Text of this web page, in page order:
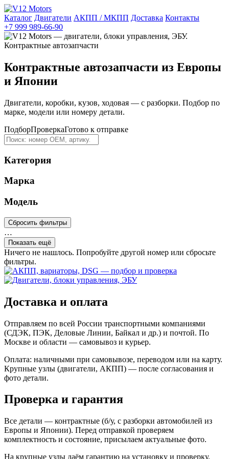
Каталог Двигатели АКПП / МКПП Доставка Контакты
+7 999 989-66-90
Контрактные автозапчасти из Европы
и Японии
Двигатели, коробки, кузов, ходовая — с разборки. Подбор по
марке, модели или номеру детали.
ПодборПроверкаГотово к отправке
Категория
Марка
Модель
Сбросить фильтры
…
Показать ещё
Ничего не нашлось. Попробуйте другой номер или сбросьте
фильтры.
Доставка и оплата
Отправляем по всей России транспортными компаниями
(СДЭК, ПЭК, Деловые Линии, Байкал и др.) и почтой. По
Москве и области — самовывоз и курьер.
Оплата: наличными при самовывозе, переводом или на карту.
Крупные узлы (двигатели, АКПП) — после согласования и
фото детали.
Проверка и гарантия
Все детали — контрактные (б/у, с разборки автомобилей из
Европы и Японии). Перед отправкой проверяем
комплектность и состояние, присылаем актуальные фото.
На крупные узлы даём гарантию на установку и проверку.